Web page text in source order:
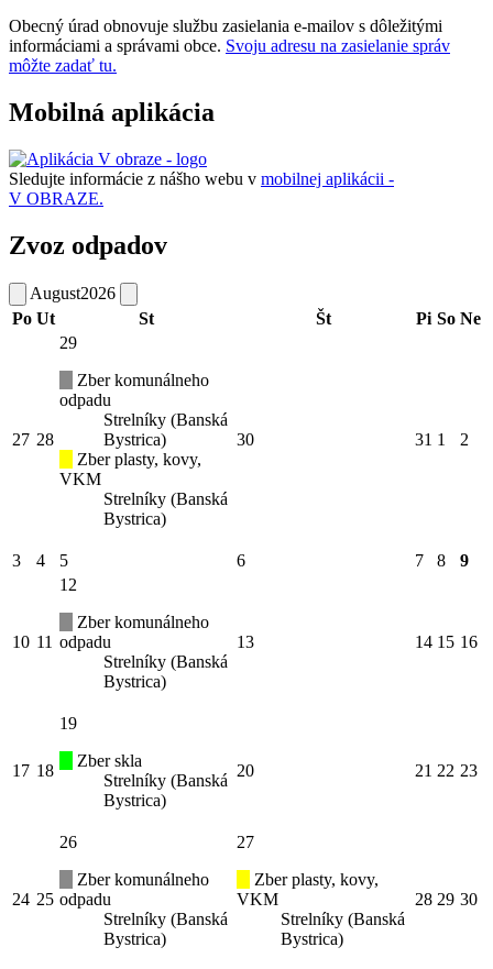
Obecný úrad obnovuje službu zasielania e-mailov s dôležitými
informáciami a správami obce. Svoju adresu na zasielanie správ
môžte zadať tu.
Mobilná aplikácia
Sledujte informácie z nášho webu v mobilnej aplikácii -
V OBRAZE.
Zvoz odpadov
August2026
Po Ut St Št Pi So Ne
27 28
29
Zber komunálneho
odpadu
Strelníky (Banská
Bystrica)
Zber plasty, kovy,
VKM
Strelníky (Banská
Bystrica)
30 31 1 2
3 4 5 6 7 8 9
10 11
12
Zber komunálneho
odpadu
Strelníky (Banská
Bystrica)
13 14 15 16
17 18
19
Zber skla
Strelníky (Banská
Bystrica)
20 21 22 23
24 25
26
Zber komunálneho
odpadu
Strelníky (Banská
Bystrica)
27
Zber plasty, kovy,
VKM
Strelníky (Banská
Bystrica)
28 29 30